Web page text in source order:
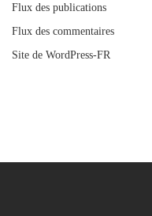
Flux des publications
Flux des commentaires
Site de WordPress-FR